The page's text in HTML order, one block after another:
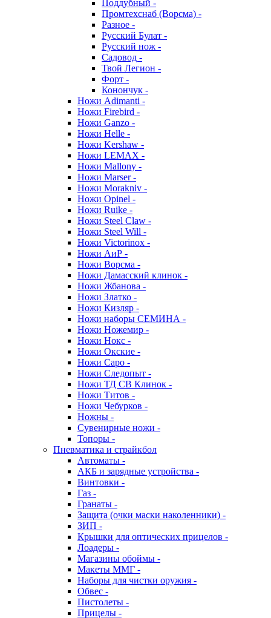
Поддубный -
Промтехснаб (Ворсма) -
Разное -
Русский Булат -
Русский нож -
Садовод -
Твой Легион -
Форт -
Конончук -
Ножи Adimanti -
Ножи Firebird -
Ножи Ganzo -
Ножи Helle -
Ножи Kershaw -
Ножи LEMAX -
Ножи Mallony -
Ножи Marser -
Ножи Morakniv -
Ножи Opinel -
Ножи Ruike -
Ножи Steel Claw -
Ножи Steel Will -
Ножи Victorinox -
Ножи АиР -
Ножи Ворсма -
Ножи Дамасский клинок -
Ножи Жбанова -
Ножи Златко -
Ножи Кизляр -
Ножи наборы СЕМИНА -
Ножи Ножемир -
Ножи Нокс -
Ножи Окские -
Ножи Саро -
Ножи Следопыт -
Ножи ТД СВ Клинок -
Ножи Титов -
Ножи Чебурков -
Ножны -
Сувенирные ножи -
Топоры -
Пневматика и страйкбол
Автоматы -
АКБ и зарядные устройства -
Винтовки -
Газ -
Гранаты -
Защита (очки маски наколенники) -
ЗИП -
Крышки для оптических прицелов -
Лоадеры -
Магазины обоймы -
Макеты ММГ -
Наборы для чистки оружия -
Обвес -
Пистолеты -
Прицелы -